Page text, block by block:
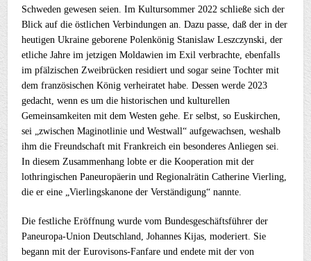
Schweden gewesen seien. Im Kultursommer 2022 schließe sich der
Blick auf die östlichen Verbindungen an. Dazu passe, daß der in der
heutigen Ukraine geborene Polenkönig Stanislaw Leszczynski, der
etliche Jahre im jetzigen Moldawien im Exil verbrachte, ebenfalls
im pfälzischen Zweibrücken residiert und sogar seine Tochter mit
dem französischen König verheiratet habe. Dessen werde 2023
gedacht, wenn es um die historischen und kulturellen
Gemeinsamkeiten mit dem Westen gehe. Er selbst, so Euskirchen,
sei „zwischen Maginotlinie und Westwall“ aufgewachsen, weshalb
ihm die Freundschaft mit Frankreich ein besonderes Anliegen sei.
In diesem Zusammenhang lobte er die Kooperation mit der
lothringischen Paneuropäerin und Regionalrätin Catherine Vierling,
die er eine „Vierlingskanone der Verständigung“ nannte.
Die festliche Eröffnung wurde vom Bundesgeschäftsführer der
Paneuropa-Union Deutschland, Johannes Kijas, moderiert. Sie
begann mit der Eurovisons-Fanfare und endete mit der von